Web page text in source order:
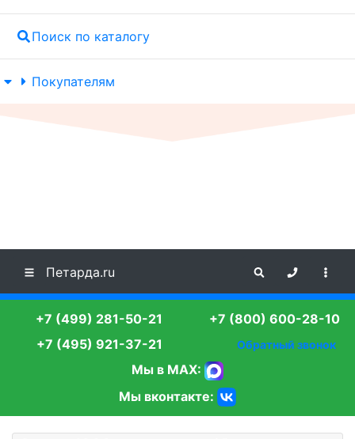
Поиск по каталогу
Покупателям
Петарда.ru
+7 (499) 281-50-21
+7 (495) 921-37-21
+7 (800) 600-28-10
Обратный звонок
Мы в MAX:
Мы вконтакте: